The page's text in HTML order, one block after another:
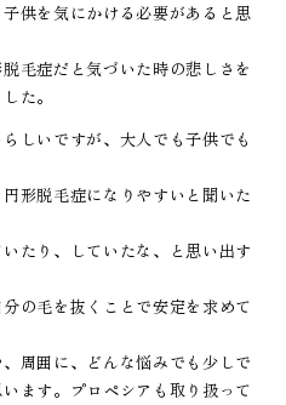
供を気にかける必要があると思
毛症だと気づいた時の悲しさを
た。
しいですが、大人でも子供でも
形脱毛症になりやすいと聞いた
たり、していたな、と思い出す
の毛を抜くことで安定を求めて
周囲に、どんな悩みでも少しで
ます。プロペシアも取り扱って